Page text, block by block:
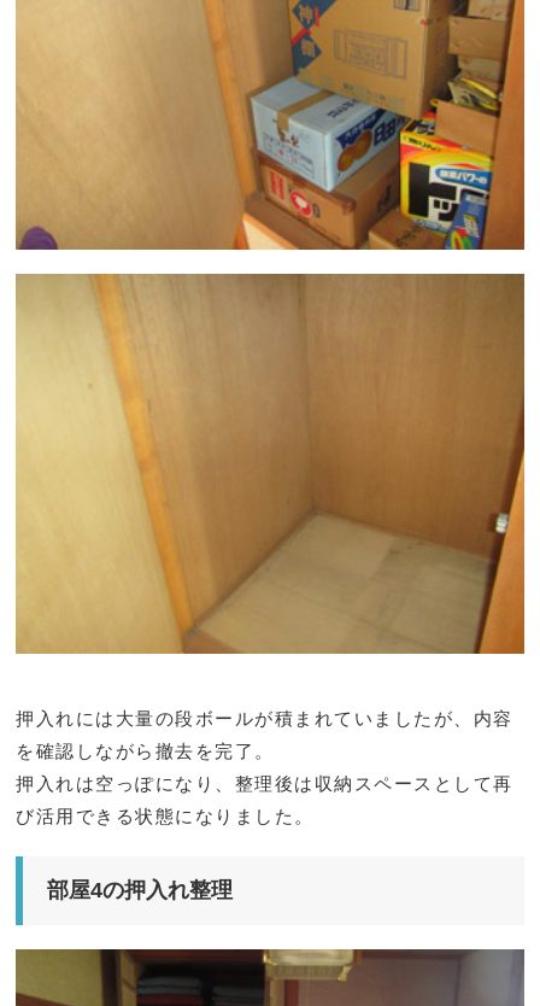
押入れには大量の段ボールが積まれていましたが、内容
を確認しながら撤去を完了。
押入れは空っぽになり、整理後は収納スペースとして再
び活用できる状態になりました。
部屋4の押入れ整理